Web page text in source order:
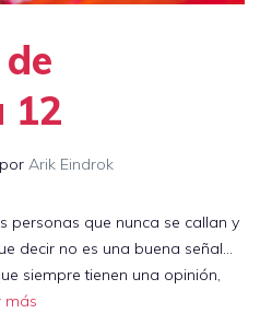
12
por Arik Eindrok
personas que nunca se callan y
decir no es una buena señal…
siempre tienen una opinión,
más